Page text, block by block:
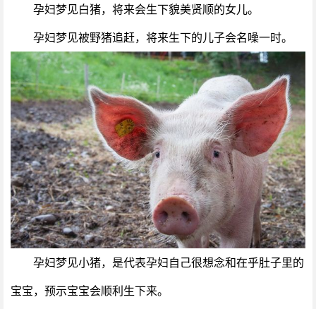
孕妇梦见白猪，将来会生下貌美贤顺的女儿。
孕妇梦见被野猪追赶，将来生下的儿子会名噪一时。
孕妇梦见小猪，是代表孕妇自己很想念和在乎肚子里的
宝宝，预示宝宝会顺利生下来。